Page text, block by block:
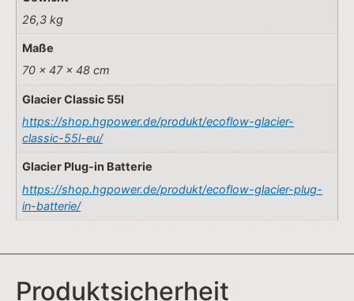
26,3 kg
Maße
70 × 47 × 48 cm
Glacier Classic 55l
https://shop.hgpower.de/produkt/ecoflow-glacier-
classic-55l-eu/
Glacier Plug-in Batterie
https://shop.hgpower.de/produkt/ecoflow-glacier-plug-
in-batterie/
Produktsicherheit